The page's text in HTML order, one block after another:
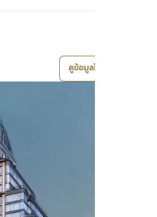
ดูข้อมูลโครงการ